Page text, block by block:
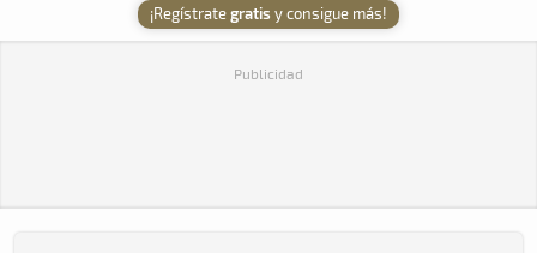
¡Regístrategratis y consigue más!
Publicidad